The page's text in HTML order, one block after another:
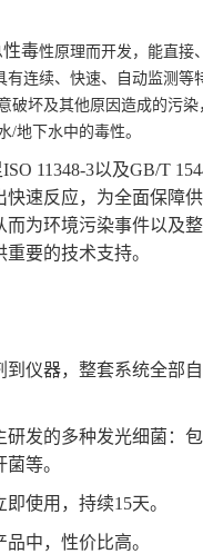
毒性原理而开发，能直接
有连续、快速、自动监测等
破坏及其他原因造成的污
/地下水中的毒性。
11348-3以及GB/T
快速反应，为全面保障
为环境污染事件以及
要的技术支持。
仪器，整套系统全部
发的多种发光细菌：
等。
使用，持续15天。
中，性价比高。